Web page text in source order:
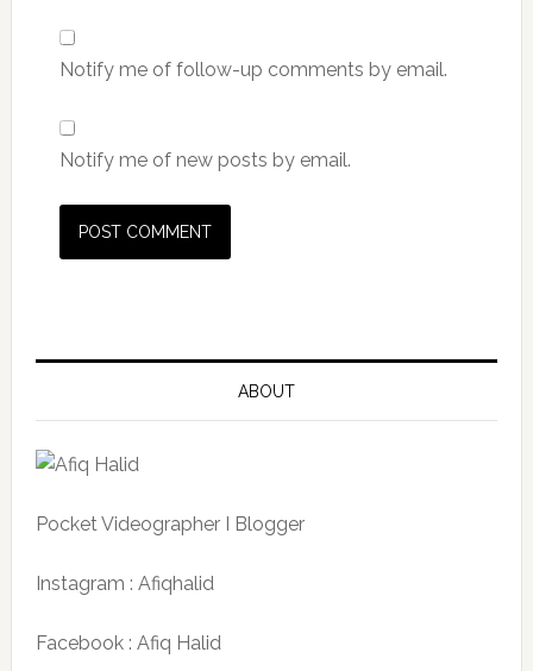
Notify me of follow-up comments by email.
Notify me of new posts by email.
ABOUT
Pocket Videographer I Blogger
Instagram : Afiqhalid
Facebook : Afiq Halid